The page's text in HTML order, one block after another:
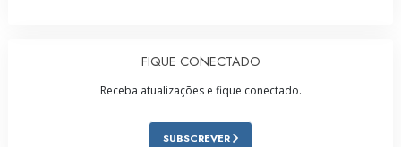
FIQUE CONECTADO
Receba atualizações e fique conectado.
SUBSCREVER